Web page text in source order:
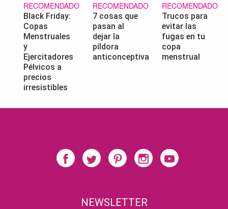
RECOMENDADO
Black Friday:
Copas
Menstruales
y
Ejercitadores
Pélvicos a
precios
irresistibles
RECOMENDADO
7 cosas que
pasan al
dejar la
píldora
anticonceptiva
RECOMENDADO
Trucos para
evitar las
fugas en tu
copa
menstrual
NEWSLETTER